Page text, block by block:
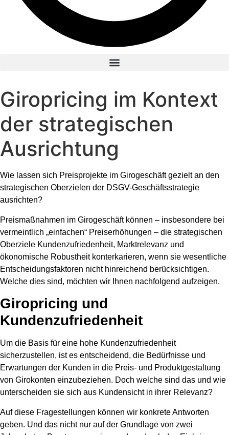
Giropricing im Kontext
der strategischen
Ausrichtung
Wie lassen sich Preisprojekte im Girogeschäft gezielt an den
strategischen Oberzielen der DSGV-Geschäftsstrategie
ausrichten?
Preismaßnahmen im Girogeschäft können – insbesondere bei
vermeintlich „einfachen“ Preiserhöhungen – die strategischen
Oberziele Kundenzufriedenheit, Marktrelevanz und
ökonomische Robustheitkonterkarieren, wenn sie wesentliche
Entscheidungsfaktoren nicht hinreichend berücksichtigen.
Welche dies sind, möchten wir Ihnen nachfolgend aufzeigen.
Giropricing und
Kundenzufriedenheit
Um die Basis für eine hohe Kundenzufriedenheit
sicherzustellen, ist es entscheidend, die Bedürfnisse und
Erwartungen der Kunden in die Preis- und Produktgestaltung
von Girokonten einzubeziehen. Doch welche sind das und wie
unterscheiden sie sich aus Kundensicht in ihrer Relevanz?
Auf diese Fragestellungen können wir konkrete Antworten
geben. Und das nicht nur auf der Grundlage von zwei